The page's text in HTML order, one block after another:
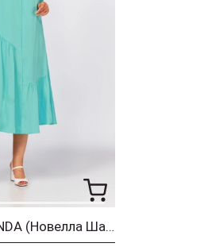
Платье ALGRANDA (Новелла Шарм) 4060-2